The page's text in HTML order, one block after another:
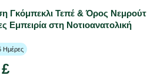
Γκόμπεκλι Τεπέ & Όρος Νεμρούτ
Εμπειρία στη Νοτιοανατολική
Ημέρες